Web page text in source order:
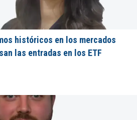
históricos en los mercados
las entradas en los ETF